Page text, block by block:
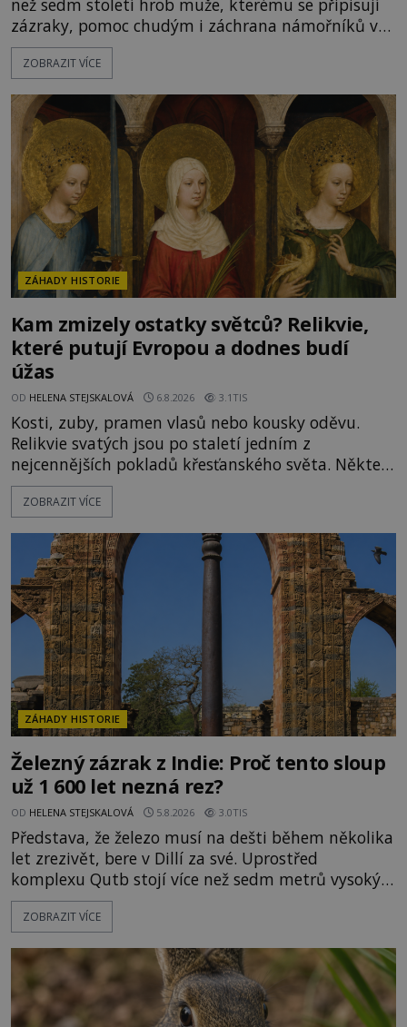
než sedm století hrob muže, kterému se připisují
zázraky, pomoc chudým i záchrana námořníků v
bouřích. Pak ale přichází rok 1087 a klidné místo
se mění v dějiště podivné noční výpravy. Skupina
Mikuláše a odváží jeho ostatky přes moře do Bari.
Je to zbožná záchrana před nebezpečím, nebo
promyšlená krádež,
ZOBRAZIT VÍCE
ZÁHADY HISTORIE
Kam zmizely ostatky světců? Relikvie,
které putují Evropou a dodnes budí
úžas
OD HELENA STEJSKALOVÁ 6.8.2026 3.1TIS
Kosti, zuby, pramen vlasů nebo kousky oděvu.
Relikvie svatých jsou po staletí jedním z
nejcennějších pokladů křesťanského světa. Některé
mají pečlivě doloženou historii, jiné provází
záhady, krádeže i nečekané objevy. Jejich osudy
o skutečné historické události. Ve středověké
Evropě mají relikvie mimořádnou hodnotu. Nejsou
jen předmětem úcty
ZOBRAZIT VÍCE
ZÁHADY HISTORIE
Železný zázrak z Indie: Proč tento sloup
už 1 600 let nezná rez?
OD HELENA STEJSKALOVÁ 5.8.2026 3.0TIS
Představa, že železo musí na dešti během několika
let zrezivět, bere v Dillí za své. Uprostřed
komplexu Qutb stojí více než sedm metrů vysoký
železný sloup, který už přibližně 1 600 let odolává
počasí s jen nepatrnými stopami koroze. Jeho
ztracených technologiích či tajemných
materiálech. Moderní metalurgie však ukazuje, že
skutečné vysvětlení je ješt
ZOBRAZIT VÍCE